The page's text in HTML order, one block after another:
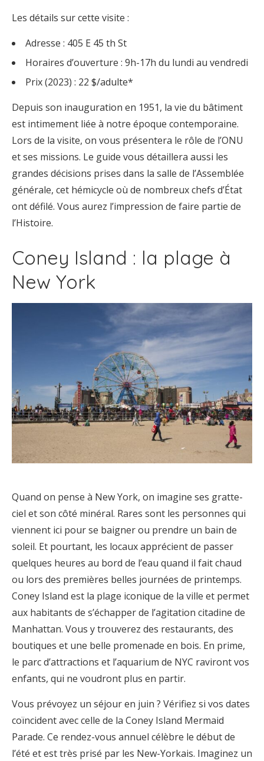
Les détails sur cette visite :
Adresse : 405 E 45 th St
Horaires d’ouverture : 9h-17h du lundi au vendredi
Prix (2023) : 22 $/adulte*
Depuis son inauguration en 1951, la vie du bâtiment
est intimement liée à notre époque contemporaine.
Lors de la visite, on vous présentera le rôle de l’ONU
et ses missions. Le guide vous détaillera aussi les
grandes décisions prises dans la salle de l’Assemblée
générale, cet hémicycle où de nombreux chefs d’État
ont défilé. Vous aurez l’impression de faire partie de
l’Histoire.
Coney Island : la plage à
New York
Quand on pense à New York, on imagine ses gratte-
ciel et son côté minéral. Rares sont les personnes qui
viennent ici pour se baigner ou prendre un bain de
soleil. Et pourtant, les locaux apprécient de passer
quelques heures au bord de l’eau quand il fait chaud
ou lors des premières belles journées de printemps.
Coney Island est la plage iconique de la ville et permet
aux habitants de s’échapper de l’agitation citadine de
Manhattan. Vous y trouverez des restaurants, des
boutiques et une belle promenade en bois. En prime,
le parc d’attractions et l’aquarium de NYC raviront vos
enfants, qui ne voudront plus en partir.
Vous prévoyez un séjour en juin ? Vérifiez si vos dates
coïncident avec celle de la Coney Island Mermaid
Parade. Ce rendez-vous annuel célèbre le début de
l’été et est très prisé par les New-Yorkais. Imaginez un